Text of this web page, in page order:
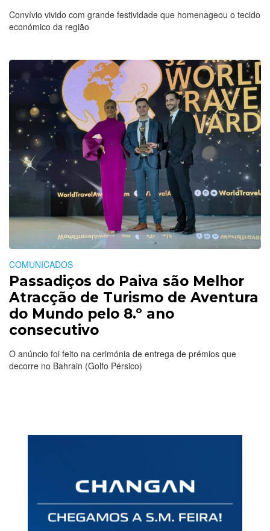
Convívio vivido com grande festividade que homenageou o tecido
económico da região
COMUNICADOS
Passadiços do Paiva são Melhor
Atracção de Turismo de Aventura
do Mundo pelo 8.º ano
consecutivo
O anúncio foi feito na cerimónia de entrega de prémios que
decorre no Bahrain (Golfo Pérsico)